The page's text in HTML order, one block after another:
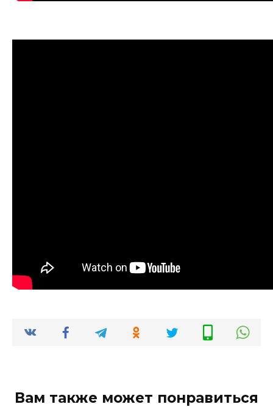
Вам также может понравиться